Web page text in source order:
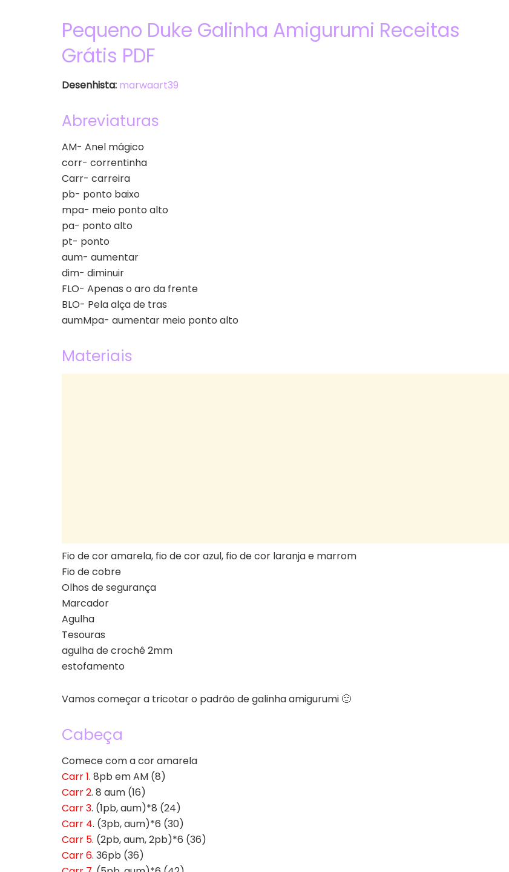
Pequeno Duke Galinha Amigurumi Receitas
Grátis PDF
Desenhista: marwaart39
Abreviaturas
AM- Anel mágico
corr- correntinha
Carr- carreira
pb- ponto baixo
mpa- meio ponto alto
pa- ponto alto
pt- ponto
aum- aumentar
dim- diminuir
FLO- Apenas o aro da frente
BLO- Pela alça de tras
aumMpa- aumentar meio ponto alto
Materiais
Fio de cor amarela, fio de cor azul, fio de cor laranja e marrom
Fio de cobre
Olhos de segurança
Marcador
Agulha
Tesouras
agulha de crochê 2mm
estofamento
Vamos começar a tricotar o padrão de galinha amigurumi 🙂
Cabeça
Comece com a cor amarela
Carr 1. 8pb em AM (8)
Carr 2. 8 aum (16)
Carr 3. (1pb, aum)*8 (24)
Carr 4. (3pb, aum)*6 (30)
Carr 5. (2pb, aum, 2pb)*6 (36)
Carr 6. 36pb (36)